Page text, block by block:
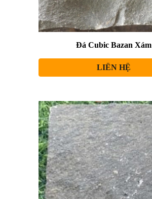
Đá Cubic Bazan Xám
LIÊN HỆ